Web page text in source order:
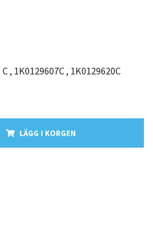
, 1K0129607C , 1K0129620C
LÄGG I KORGEN